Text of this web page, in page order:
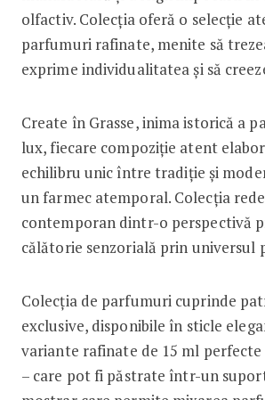
olfactiv. Colecția oferă o selecție
parfumuri rafinate, menite să
exprime individualitatea și să
Create în Grasse, inima istorică a
lux, fiecare compoziție atent
echilibru unic între tradiție și
un farmec atemporal. Colecția
contemporan dintr-o perspectivă
călătorie senzorială prin universul
Colecția de parfumuri cuprinde
exclusive, disponibile în sticle
variante rafinate de 15 ml
– care pot fi păstrate într-un